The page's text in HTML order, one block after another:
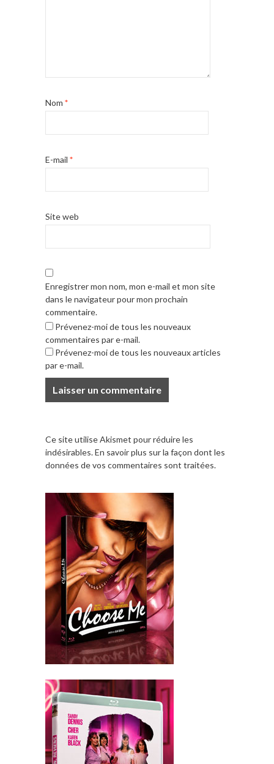
Nom *
E-mail *
Site web
Enregistrer mon nom, mon e-mail et mon site
dans le navigateur pour mon prochain
commentaire.
Prévenez-moi de tous les nouveaux
commentaires par e-mail.
Prévenez-moi de tous les nouveaux articles
par e-mail.
Ce site utilise Akismet pour réduire les
indésirables.En savoir plus sur la façon dont les
données de vos commentaires sont traitées.